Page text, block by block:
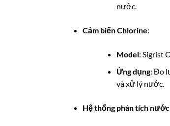
nước.
Cảm biến Chlorine:
Model: Sigrist
Ứng dụng: Đo
và xử lý nước.
Hệ thống phân tích